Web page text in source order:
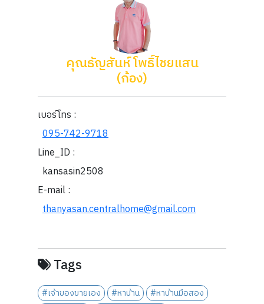
คุณธัญสันห์ โพธิ์ไชยแสน
(ก้อง)
เบอร์โทร :
095-742-9718
Line_ID :
kansasin2508
E-mail :
thanyasan.centralhome@gmail.com
Tags
#เจ้าของขายเอง #หาบ้าน
#หาบ้านมือสอง